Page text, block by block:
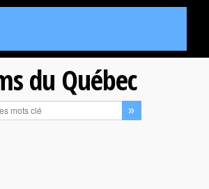
du Québec